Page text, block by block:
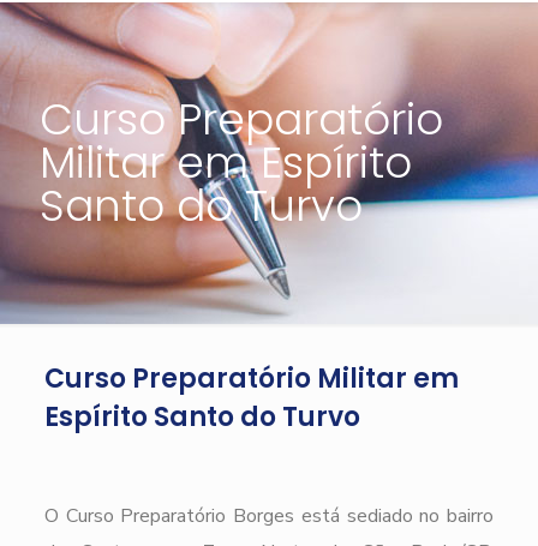
Curso Preparatório
Militar em Espírito
Santo do Turvo
Curso Preparatório Militar em
Espírito Santo do Turvo
O Curso Preparatório Borges está sediado no bairro